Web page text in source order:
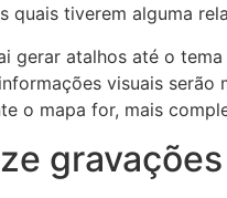
quais tiverem alguma
gerar atalhos até o
visuais
o mapa for, mais
gravações